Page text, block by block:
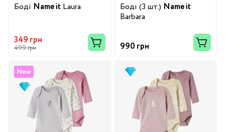
Боді Name it Laura
349 грн
499 грн
Боді (3 шт.) Name it
Barbara
990 грн
New